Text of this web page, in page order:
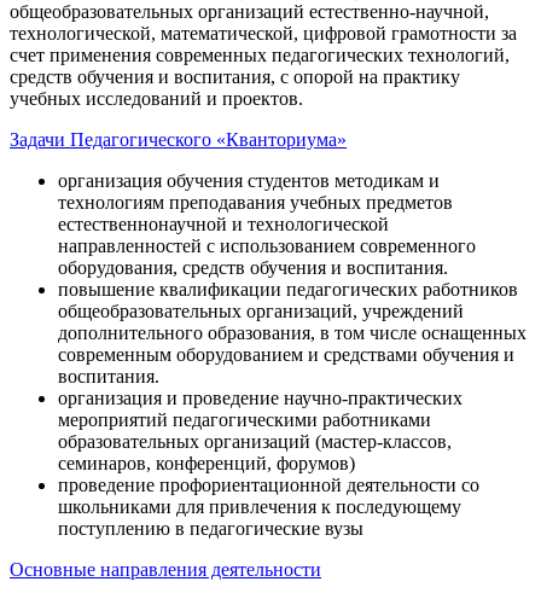
общеобразовательных организаций естественно-научной,
технологической, математической, цифровой грамотности за
счет применения современных педагогических технологий,
средств обучения и воспитания, с опорой на практику
учебных исследований и проектов.
Задачи Педагогического «Кванториума»
организация обучения студентов методикам и
технологиям преподавания учебных предметов
естественнонаучной и технологической
направленностей с использованием современного
оборудования, средств обучения и воспитания.
повышение квалификации педагогических работников
общеобразовательных организаций, учреждений
дополнительного образования, в том числе оснащенных
современным оборудованием и средствами обучения и
воспитания.
организация и проведение научно-практических
мероприятий педагогическими работниками
образовательных организаций (мастер-классов,
семинаров, конференций, форумов)
проведение профориентационной деятельности со
школьниками для привлечения к последующему
поступлению в педагогические вузы
Основные направления деятельности